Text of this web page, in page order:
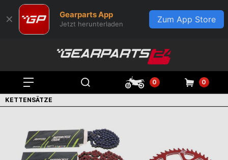
✕ Gearparts App
Jetzt herunterladen Zum App Store
0 0
KETTENSÄTZE